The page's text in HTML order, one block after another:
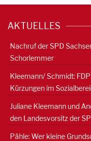
AKTUELLES
Nachruf der SPD
Schorlemmer
Kleemann/ Schmidt:
Kürzungen im
Juliane Kleemann und
den Landesvorsitz der
Pähle: Wer kleine